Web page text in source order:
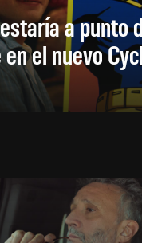
a punto
el nuevo